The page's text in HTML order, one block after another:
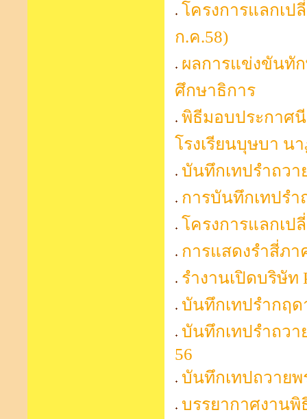
โครงการแลกเป
ก.ค.58)
ผลการแข่งขันทั
ศึกษาธิการ
พิธีมอบประกาศ
โรงเรียนบุษบา น
บันทึกเทปรำถวา
การบันทึกเทปร
โครงการแลกเ
การแสดงรำสี่ภ
รำงานเปิดบริษัท
บันทึกเทปรำกฤ
บันทึกเทปรำถว
56
บันทึกเทปถวายพ
บรรยากาศงาน